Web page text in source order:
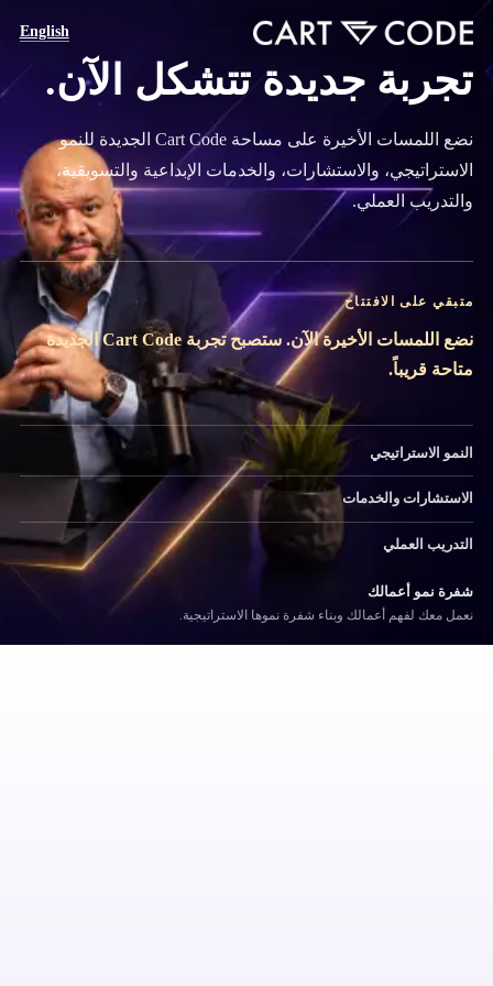
English
تجربة جديدة تتشكل الآن.
نضع اللمسات الأخيرة على مساحة Cart Code الجديدة للنمو
الاستراتيجي، والاستشارات، والخدمات الإبداعية والتسويقية،
والتدريب العملي.
متبقي على الافتتاح
نضع اللمسات الأخيرة الآن. ستصبح تجربة Cart Code الجديدة
متاحة قريباً.
النمو الاستراتيجي
الاستشارات والخدمات
التدريب العملي
شفرة نمو أعمالك
نعمل معك لفهم أعمالك وبناء شفرة نموها الاستراتيجية.